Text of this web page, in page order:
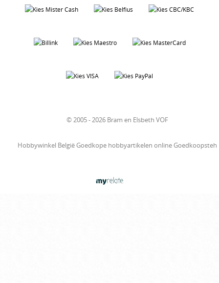
© 2005 - 2026 Bram en Elsbeth VOF
Hobbywinkel België Goedkope hobbyartikelen online Goedkoopsteh